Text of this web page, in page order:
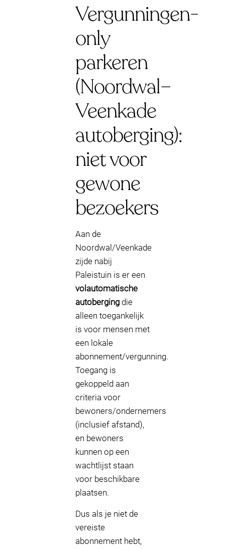
Vergunningen-
only
parkeren
(Noordwal–
Veenkade
autoberging):
niet voor
gewone
bezoekers
Aan de
Noordwal/Veenkade
zijde nabij
Paleistuin is er een
volautomatische
autoberging die
alleen toegankelijk
is voor mensen met
een lokale
abonnement/vergunning.
Toegang is
gekoppeld aan
criteria voor
bewoners/ondernemers
(inclusief afstand),
en bewoners
kunnen op een
wachtlijst staan
voor beschikbare
plaatsen.
Dus als je niet de
vereiste
abonnement hebt,